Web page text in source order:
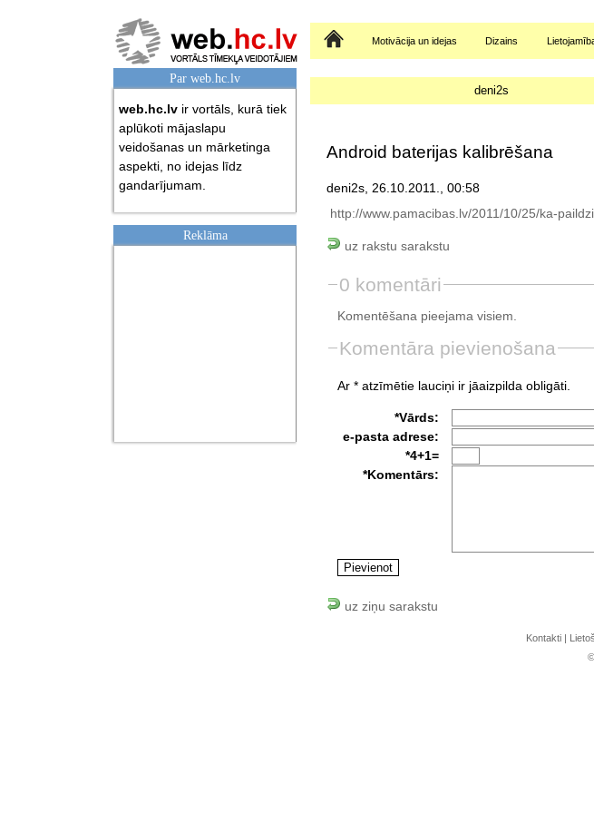
SākumlapaMotivācija un idejas Dizains
deni2s
Android baterijas kalibrēšana
deni2s, 26.10.2011., 00:58
http://www.pamacibas.lv/2011/10/25/ka-
uz rakstu sarakstu
0 komentāri
Komentēšana pieejama visiem.
Komentāra pievienošana
Ar * atzīmētie lauciņi ir jāaizpilda obligāti.
*Vārds:
e-pasta adrese:
*4+1=
*Komentārs:
uz ziņu sarakstu
Kontakti|
Par web.hc.lv
web.hc.lv ir vortāls, kurā tiek
aplūkoti mājaslapu
veidošanas un mārketinga
aspekti, no idejas līdz
gandarījumam.
Reklāma